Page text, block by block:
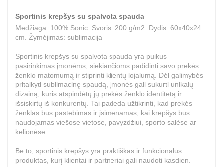
Sportinis krepšys su spalvota spauda
Medžiaga: 100% Sonic. Svoris: 200 g/m2. Dydis: 60x40x24
cm. Žymėjimas: sublimacija
Sportinis krepšys su spalvota spauda yra puikus
pasirinkimas įmonėms, siekiančioms padidinti savo prekės
ženklo matomumą ir stiprinti klientų lojalumą. Dėl galimybės
pritaikyti sublimacinę spaudą, įmonės gali sukurti unikalų
dizainą, kuris atspindėtų jų prekės ženklo identitetą ir
išsiskirtų iš konkurentų. Tai padeda užtikrinti, kad prekės
ženklas bus pastebimas ir įsimenamas, kai krepšys bus
naudojamas viešose vietose, pavyzdžiui, sporto salėse ar
kelionėse.
Be to, sportinis krepšys yra praktiškas ir funkcionalus
produktas, kurį klientai ir partneriai gali naudoti kasdien.